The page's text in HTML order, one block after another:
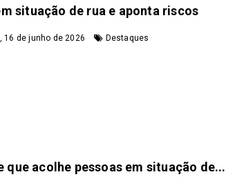
situação de rua e aponta riscos
de junho de 2026 Destaques
acolhe pessoas em situação de...